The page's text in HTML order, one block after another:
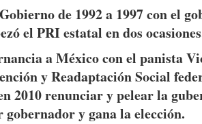
de 1992 a 1997 con el
el PRI estatal en dos
a México con el panista
y Readaptación Social
2010 renunciar y pelear la
gobernador y gana la elección.